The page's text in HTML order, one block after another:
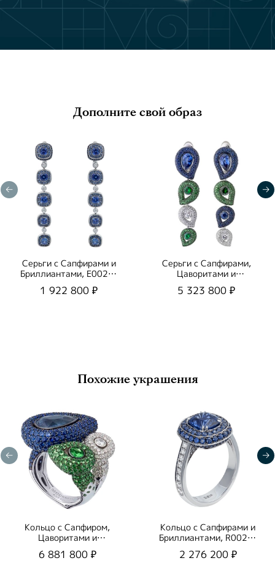
Дополните свой образ
Серьги с Сапфирами и
Бриллиантами, E0022-
3/1
1 922 800 ₽
Серьги с Сапфирами,
Цаворитами и
Бриллиантами, E0292-
1/1
5 323 800 ₽
Похожие украшения
Кольцо с Сапфиром,
Цаворитами и
Бриллиантами, R0292-
0/1
6 881 800 ₽
Кольцо с Сапфирами и
Бриллиантами, R0022-
3/1
2 276 200 ₽